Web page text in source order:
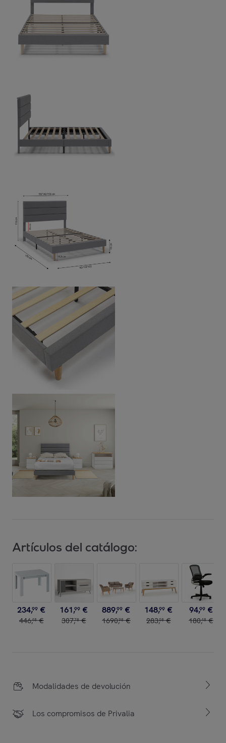
Artículos del catálogo:
234,99 €
446,48 €
161,99 €
307,78 €
889,99 €
1690,98 €
148,99 €
283,08 €
94,99 €
180,48 €
Modalidades de devolución
Los compromisos de Privalia